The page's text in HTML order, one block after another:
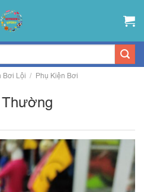
Bơi Lội / Phụ Kiện Bơi
Thường